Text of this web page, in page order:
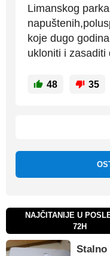
Limanskog
koje dugo
ukloniti i zasaditi
48 35
NAJČITANIJE U
72H